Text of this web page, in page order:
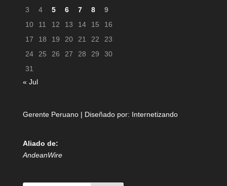
3
4 5 6 7 8
9
10
11 12 13 14 15
16
17
18 19 20 21 22
23
24
25 26 27 28 29
30
31
« Jul
Gerente Peruano | Diseñado por: Internetizando
Aliado de:
AndeanWire